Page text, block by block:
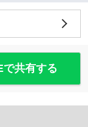
で共有する